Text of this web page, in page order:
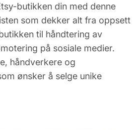
butikken din med denne
som dekker alt fra oppsett
til håndtering av
på sosiale medier.
håndverkere og
ønsker å selge unike